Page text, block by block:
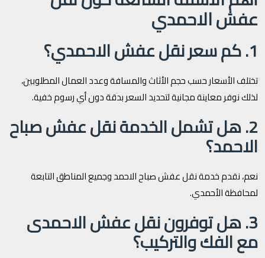
عفش الاحمدي
1. كم سعر نقل عفش الاحمدي؟
تختلف الأسعار حسب حجم الأثاث والمسافة وعدد العمال المطلوبين،
لذلك نوفر معاينة مجانية لتحديد السعر بدقة دون أي رسوم خفية.
2. هل تشمل الخدمة نقل عفش صباح
الاحمد؟
نعم، نقدم خدمة نقل عفش صباح الاحمد وجميع المناطق التابعة
لمحافظة الأحمدي.
3. هل توفرون نقل عفش الاحمدى
مع الفك والتركيب؟